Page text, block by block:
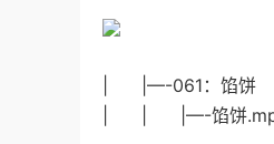
| |—-061：馅饼
| | |—-馅饼